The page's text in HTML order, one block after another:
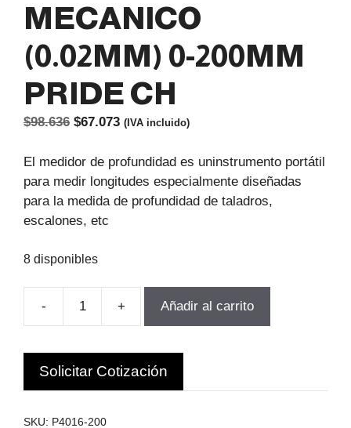
MECANICO
(0.02MM) 0-200MM
PRIDE CH
$98.636 El
original
era:
$98.636.
$67.073El
actual
es:
$67.073.
(IVA incluido)
El medidor de profundidad es uninstrumento portátil
para medir longitudes especialmente diseñadas
para la medida de profundidad de taladros,
escalones, etc
8 disponibles
-
PROFUNDIMETRO
(0.02MM)
0-
200MM
+ Añadir al carrito
Solicitar Cotización
SKU: P4016-200